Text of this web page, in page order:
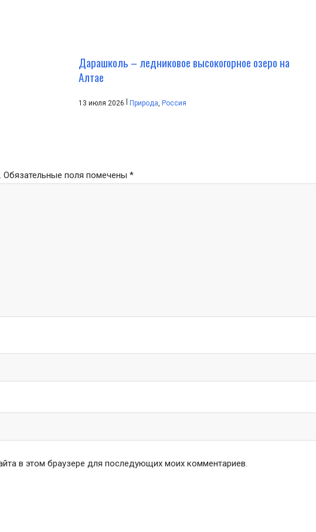
Дарашколь – ледниковое высокогорное озеро на
Алтае
13 июля 2026 | Природа Россия
Обязательные поля помечены *
в этом браузере для последующих моих комментариев.